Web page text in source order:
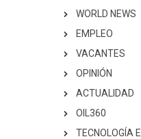
WORLD NEWS
EMPLEO
VACANTES
OPINIÓN
ACTUALIDAD
OIL360
TECNOLOGÍA